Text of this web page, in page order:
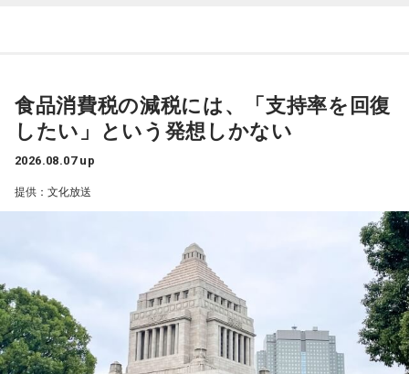
で登場した時に、いかに芦川さんが普段、お金を節約してい
るかを、上沼さんが楽しく暴露するところが笑えておすすめ
です。
FM OSAKA『GOOD MORNING OSAKA』（月曜
～木曜 7時30分～10時55分）
若宮テイ子＆下埜正太（月・火）、大西ユカリ＆小早川秀樹
倉」の由来は、お伊勢さんに神饌、つまり、神様に捧げる、
お野菜や、お米等を備蓄する蔵、「飯の蔵」と書いて「飯
寺内：ライフラインだ！
三輪田：そうですね。お伊勢さんに神饌を持っていくため
の、関東、東北で採れたものを備蓄していました。各地にあ
ったと思うのですが、芝大神宮の元となった飯倉神明宮の辺
りにもあり、天皇様より勅命を授かりまして創建されたと云
われております。
25日（火）は、「サンキュー！」の決めフレーズと全力キャ
ラでおなじみのパンサー尾形貴弘がメジャー1stデジタルシン
グル「サンキューロック!!」を引っ提げて登場。数々のバラエ
ティ番組で存在感を発揮してきたエネルギッシュな魅力で、
スタジオを明るく盛り上げる。
26日（水）は、今年6月に落語協会会長に就任した林家正蔵
が登場し、落語芸術協会会長の春風亭昇太との会長対談が実
現する。落語界を牽引する2人が落語への想いや未来を語り合
う。林家正蔵の軽妙な語り口と確かな話芸で、 『ビバリー昼
ズ』ならではの“昼の寄席”のようなひとときを届ける。
食品消費税の減税には、「支持率を回復
したい」という発想しかない
2026.08.07 up
提供：文化放送